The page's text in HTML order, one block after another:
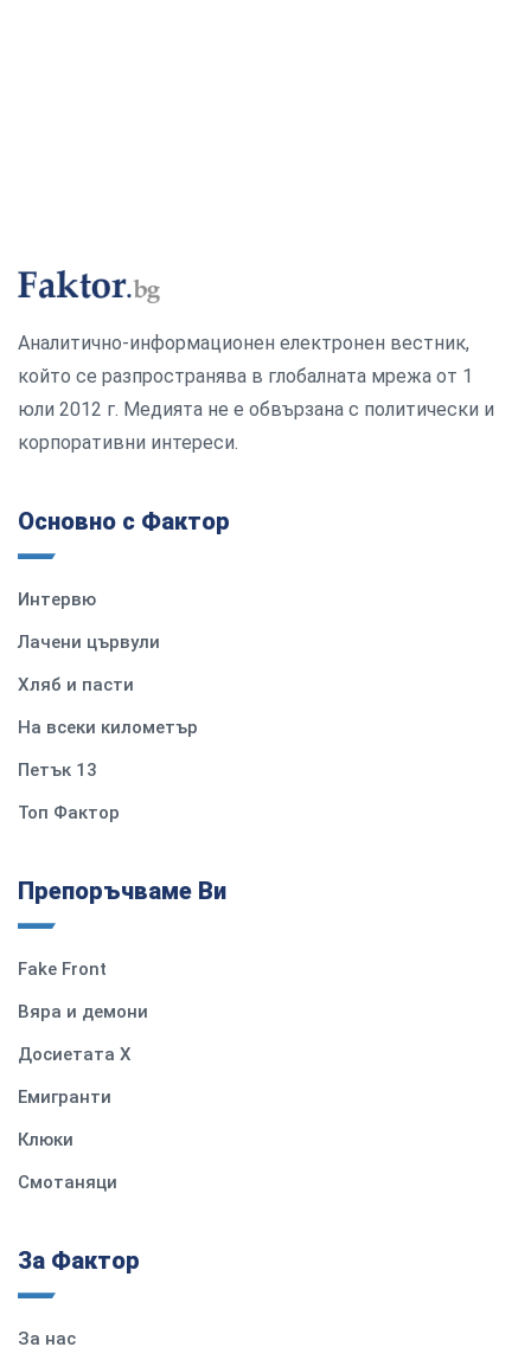
Аналитично-информационен електронен вестник,
който се разпространява в глобалната мрежа от 1
юли 2012 г. Медията не е обвързана с политически и
корпоративни интереси.
Основно с Фактор
Интервю
Лачени цървули
Хляб и пасти
На всеки километър
Петък 13
Топ Фактор
Препоръчваме Ви
Fake Front
Вяра и демони
Досиетата Х
Емигранти
Клюки
Смотаняци
За Фактор
За нас